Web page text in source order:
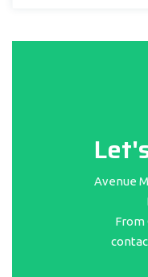
Avenue
From